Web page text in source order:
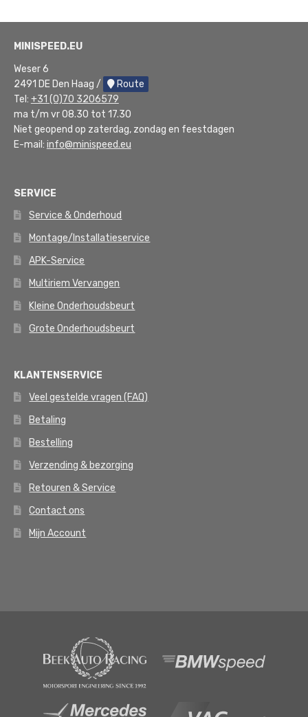
MINISPEED.EU
Weser 6
2491 DE Den Haag /
Route
Tel: +31 (0)70 3206579
ma t/m vr 08.30 tot 17.30
Niet geopend op zaterdag, zondag en feestdagen
E-mail: info@minispeed.eu
SERVICE
Service & Onderhoud
Montage/Installatieservice
APK-Service
Multiriem Vervangen
Kleine Onderhoudsbeurt
Grote Onderhoudsbeurt
KLANTENSERVICE
Veel gestelde vragen (FAQ)
Betaling
Bestelling
Verzending & bezorging
Retouren & Service
Contact ons
Mijn Account